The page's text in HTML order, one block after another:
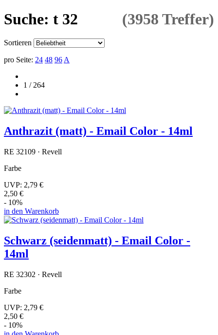
Suche: t 32 (3958 Treffer)
Sortieren
pro Seite: 24 48 96 A
1 / 264
Anthrazit (matt) - Email Color - 14ml
RE 32109 · Revell
Farbe
UVP: 2,79 €
2,50 €
- 10%
in den Warenkorb
Schwarz (seidenmatt) - Email Color -
14ml
RE 32302 · Revell
Farbe
UVP: 2,79 €
2,50 €
- 10%